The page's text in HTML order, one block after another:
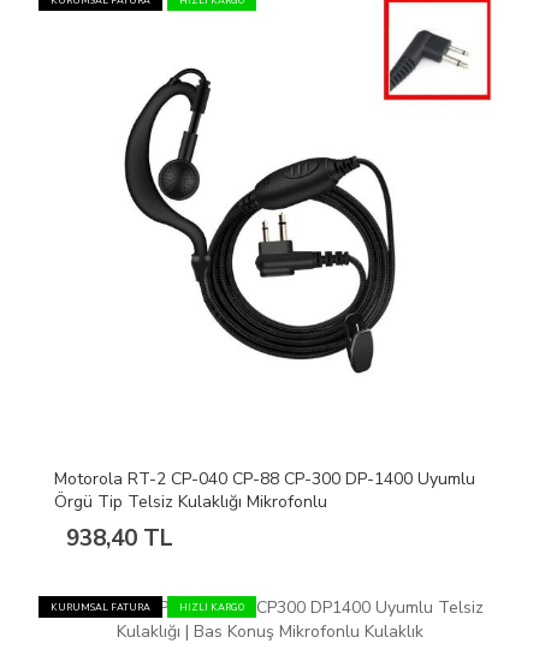
Motorola RT-2 CP-040 CP-88 CP-300 DP-1400 Uyumlu
Örgü Tip Telsiz Kulaklığı Mikrofonlu
938,40 TL
KURUMSAL FATURA HIZLI KARGO